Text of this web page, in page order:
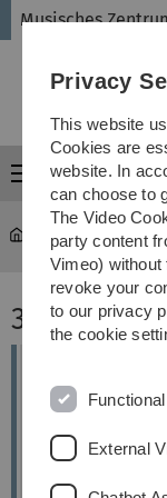
Musisches
Menu
Musisches
38 Grüne
Künstler: Alf
Standort:
Erstellt:
Material:
Privacy
This website
Cookies are
website. In
can choose to
The Video
party content
Vimeo)
revoke your
to our privacy
the cookie
Functional
External